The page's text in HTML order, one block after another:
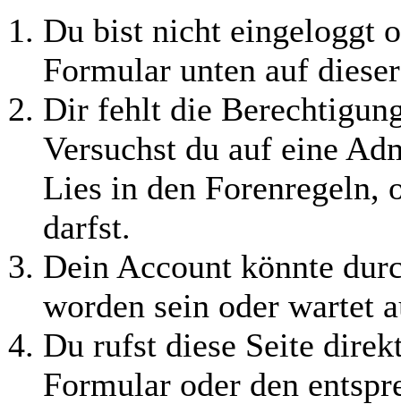
Du bist nicht eingeloggt
Formular unten auf
Dir fehlt die
Versuchst du auf eine
Lies in den Forenregeln,
darfst.
Dein Account könnte
worden sein oder wartet
Du rufst diese Seite
Formular oder den